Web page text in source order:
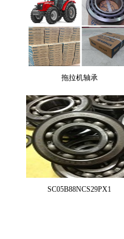
拖拉机轴承
SC05B88NCS29PX1